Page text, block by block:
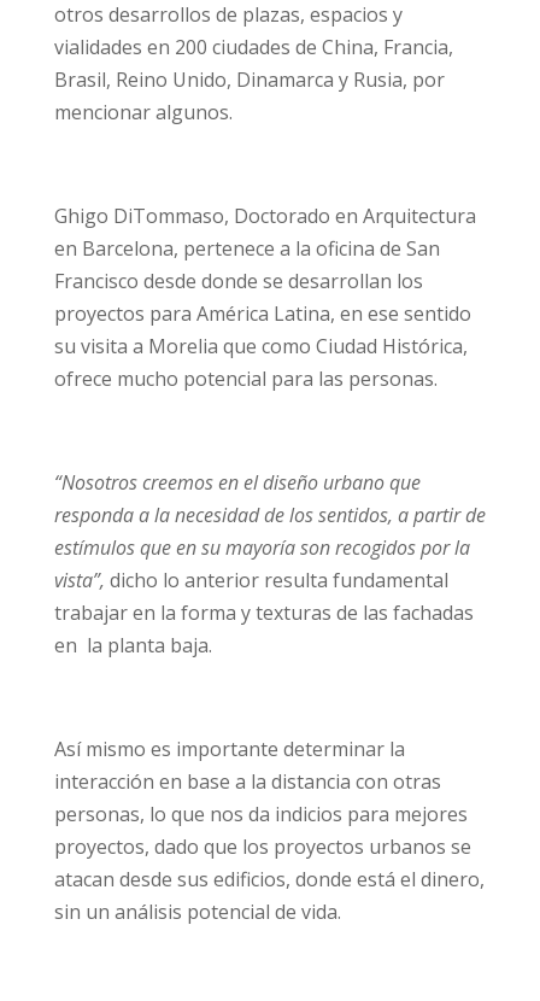
otros desarrollos de plazas, espacios y
vialidades en 200 ciudades de China, Francia,
Brasil, Reino Unido, Dinamarca y Rusia, por
mencionar algunos.
Ghigo DiTommaso, Doctorado en Arquitectura
en Barcelona, pertenece a la oficina de San
Francisco desde donde se desarrollan los
proyectos para América Latina, en ese sentido
su visita a Morelia que como Ciudad Histórica,
ofrece mucho potencial para las personas.
“Nosotros creemos en el diseño urbano que
responda a la necesidad de los sentidos, a partir de
estímulos que en su mayoría son recogidos por la
vista”, dicho lo anterior resulta fundamental
trabajar en la forma y texturas de las fachadas
en la planta baja.
Así mismo es importante determinar la
interacción en base a la distancia con otras
personas, lo que nos da indicios para mejores
proyectos, dado que los proyectos urbanos se
atacan desde sus edificios, donde está el dinero,
sin un análisis potencial de vida.